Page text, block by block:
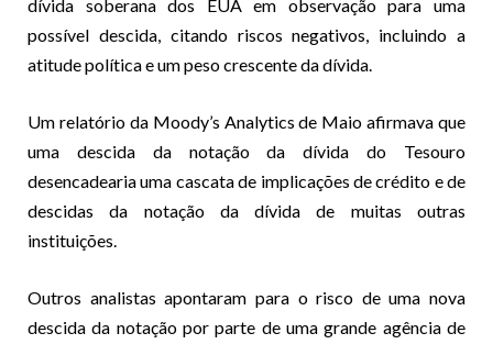
dívida soberana dos EUA em observação para uma
possível descida, citando riscos negativos, incluindo a
atitude política e um peso crescente da dívida.
Um relatório da Moody’s Analytics de Maio afirmava que
uma descida da notação da dívida do Tesouro
desencadearia uma cascata de implicações de crédito e de
descidas da notação da dívida de muitas outras
instituições.
Outros analistas apontaram para o risco de uma nova
descida da notação por parte de uma grande agência de